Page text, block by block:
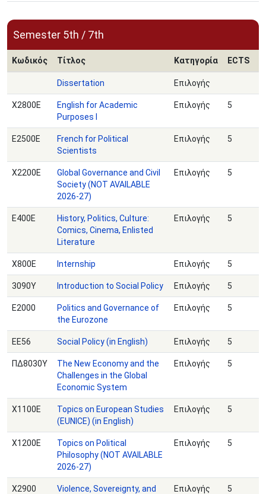
Semester 5th / 7th
Κωδικός Τίτλος Κατηγορία ECTS
Dissertation Επιλογής
Χ2800Ε
English for Academic
Purposes I
Επιλογής 5
Ε2500Ε
French for Political
Scientists
Επιλογής 5
Χ2200Ε
Global Governance and Civil
Society (NOT AVAILABLE
2026-27)
Επιλογής 5
Ε400Ε
History, Politics, Culture:
Comics, Cinema, Enlisted
Literature
Επιλογής 5
Χ800Ε Internship Επιλογής 5
3090Υ Introduction to Social Policy Επιλογής 5
Ε2000
Politics and Governance of
the Eurozone
Επιλογής 5
ΕΕ56 Social Policy (in English) Επιλογής 5
ΠΔ8030Υ
The New Economy and the
Challenges in the Global
Economic System
Επιλογής 5
Χ1100Ε
Topics on European Studies
(EUNICE) (in English)
Επιλογής 5
Χ1200Ε
Topics on Political
Philosophy (NOT AVAILABLE
2026-27)
Επιλογής 5
X2900
Violence, Sovereignty, and
Επιλογής 5